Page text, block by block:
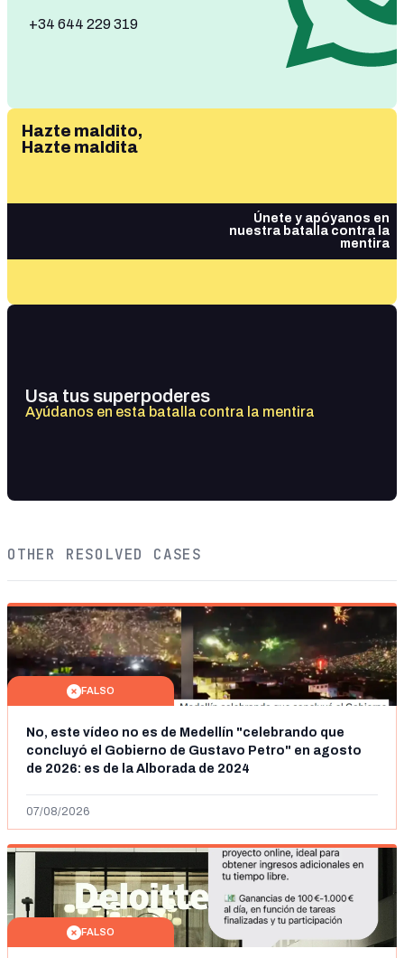
+34 644 229 319
Hazte maldito,
Hazte maldita
Únete y apóyanos en
nuestra batalla contra la
mentira
Usa tus superpoderes
Ayúdanos en esta batalla contra la mentira
OTHER RESOLVED CASES
FALSO
No, este vídeo no es de Medellín "celebrando que
concluyó el Gobierno de Gustavo Petro" en agosto
de 2026: es de la Alborada de 2024
07/08/2026
FALSO